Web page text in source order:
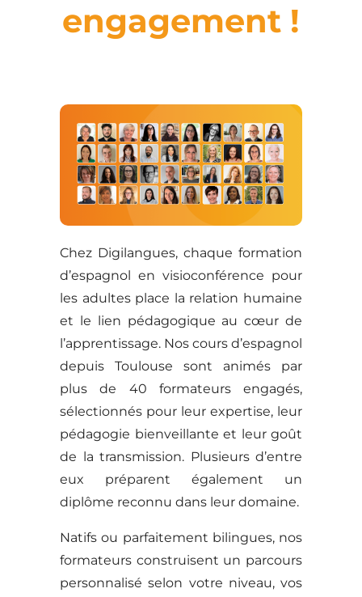
engagement !
Chez Digilangues, chaque formation
d’espagnol en visioconférence pour
les adultes place la relation humaine
et le lien pédagogique au cœur de
l’apprentissage. Nos cours d’espagnol
depuis Toulouse sont animés par
plus de 40 formateurs engagés,
sélectionnés pour leur expertise, leur
pédagogie bienveillante et leur goût
de la transmission. Plusieurs d’entre
eux préparent également un
diplôme reconnu dans leur domaine.
Natifs ou parfaitement bilingues, nos
formateurs construisent un parcours
personnalisé selon votre niveau, vos